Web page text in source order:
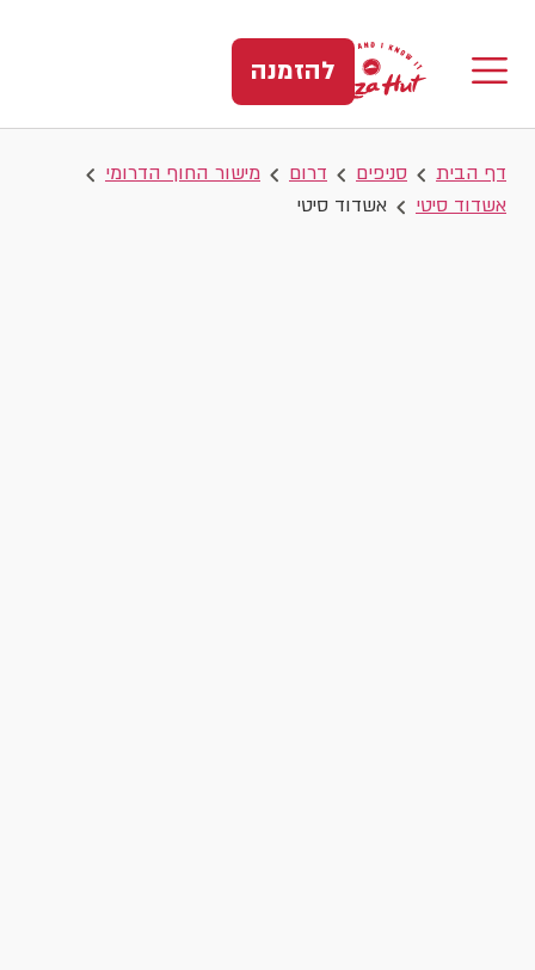
להזמנה
דף הבית סניפים דרום
מישור החוף הדרומי
אשדוד סיטי
אשדוד סיטי